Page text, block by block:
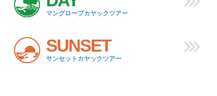
マングローブカヤックツアー
SUNSET
サンセットカヤックツアー